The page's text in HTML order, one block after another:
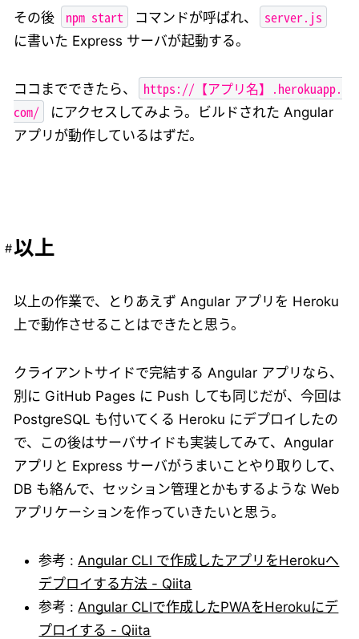
その後 npm start コマンドが呼ばれ、 server.js
に書いた Express サーバが起動する。
ココまでできたら、
https://【アプリ名】.herokuapp.
com/
にアクセスしてみよう。ビルドされた Angular
アプリが動作しているはずだ。
以上
以上の作業で、とりあえず Angular アプリを Heroku
上で動作させることはできたと思う。
クライアントサイドで完結する Angular アプリなら、
別に GitHub Pages に Push しても同じだが、今回は
PostgreSQL も付いてくる Heroku にデプロイしたの
で、この後はサーバサイドも実装してみて、Angular
アプリと Express サーバがうまいことやり取りして、
DB も絡んで、セッション管理とかもするような Web
アプリケーションを作っていきたいと思う。
参考 : Angular CLI で作成したアプリをHerokuへ
デプロイする方法 - Qiita
参考 : Angular CLIで作成したPWAをHerokuにデ
プロイする - Qiita